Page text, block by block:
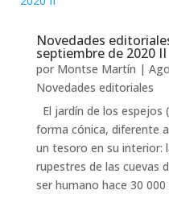
Novedades
septiembre de 2020 II
por Montse Martín |
Novedades editoriales
El jardín de los
forma cónica, diferente
un tesoro en su interior:
rupestres de las cuevas
ser humano hace 30